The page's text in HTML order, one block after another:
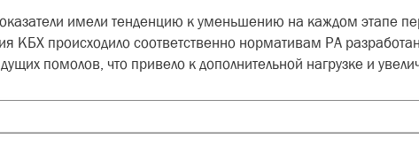
имели тенденцию к уменьшению на каждом этапе
КБХ происходило соответственно нормативам РА
помолов, что привело к дополнительной нагрузке и